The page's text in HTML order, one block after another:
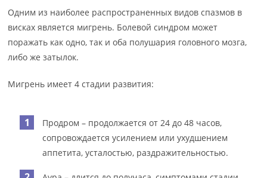
Одним из наиболее распространенных видов спазмов в
висках является мигрень. Болевой синдром может
поражать как одно, так и оба полушария головного мозга,
либо же затылок.
Мигрень имеет 4 стадии развития:
Продром – продолжается от 24 до 48 часов,
сопровождается усилением или ухудшением
аппетита, усталостью, раздражительностью.